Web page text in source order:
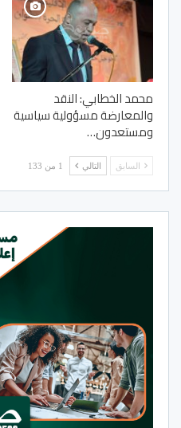
محمد الخطابي: النقد
والمعارضة مسؤولية سياسية
ومستعدون…
السابق التالي 1 من 133